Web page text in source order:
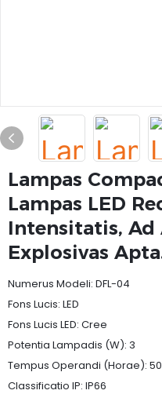
Lampas
Lampas LED
Intensitatis, Ad
Explosivas
Numerus Modeli: DFL-04
Fons Lucis: LED
Fons Lucis LED: Cree
Potentia Lampadis (W): 3
Tempus Operandi (Horae):
Classificatio IP: IP66